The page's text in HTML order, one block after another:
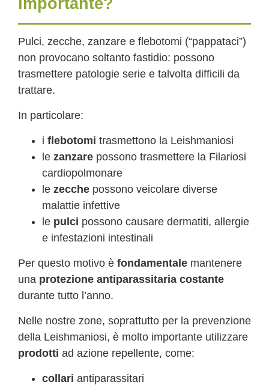
Pulci, zecche, zanzare e flebotomi (“pappataci”)
non provocano soltanto fastidio: possono
trasmettere patologie serie e talvolta difficili da
trattare.
In particolare:
i flebotomi trasmettono la Leishmaniosi
le zanzare possono trasmettere la Filariosi
cardiopolmonare
le zecche possono veicolare diverse
malattie infettive
le pulci possono causare dermatiti, allergie
e infestazioni intestinali
Per questo motivo è fondamentale mantenere
una protezione antiparassitaria costante
durante tutto l’anno.
Nelle nostre zone, soprattutto per la prevenzione
della Leishmaniosi, è molto importante utilizzare
prodotti ad azione repellente, come:
collari antiparassitari